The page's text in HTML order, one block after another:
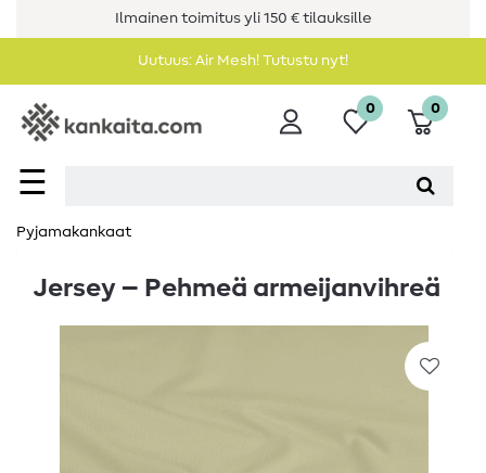
Ilmainen toimitus yli 150 € tilauksille
Uutuus: Air Mesh! Tutustu nyt!
☰
0 0
Pyjamakankaat
Jersey – Pehmeä armeijanvihreä